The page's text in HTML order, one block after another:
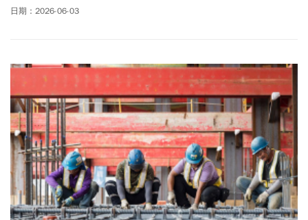
電共同守住工安底線。
日期：2026-06-03